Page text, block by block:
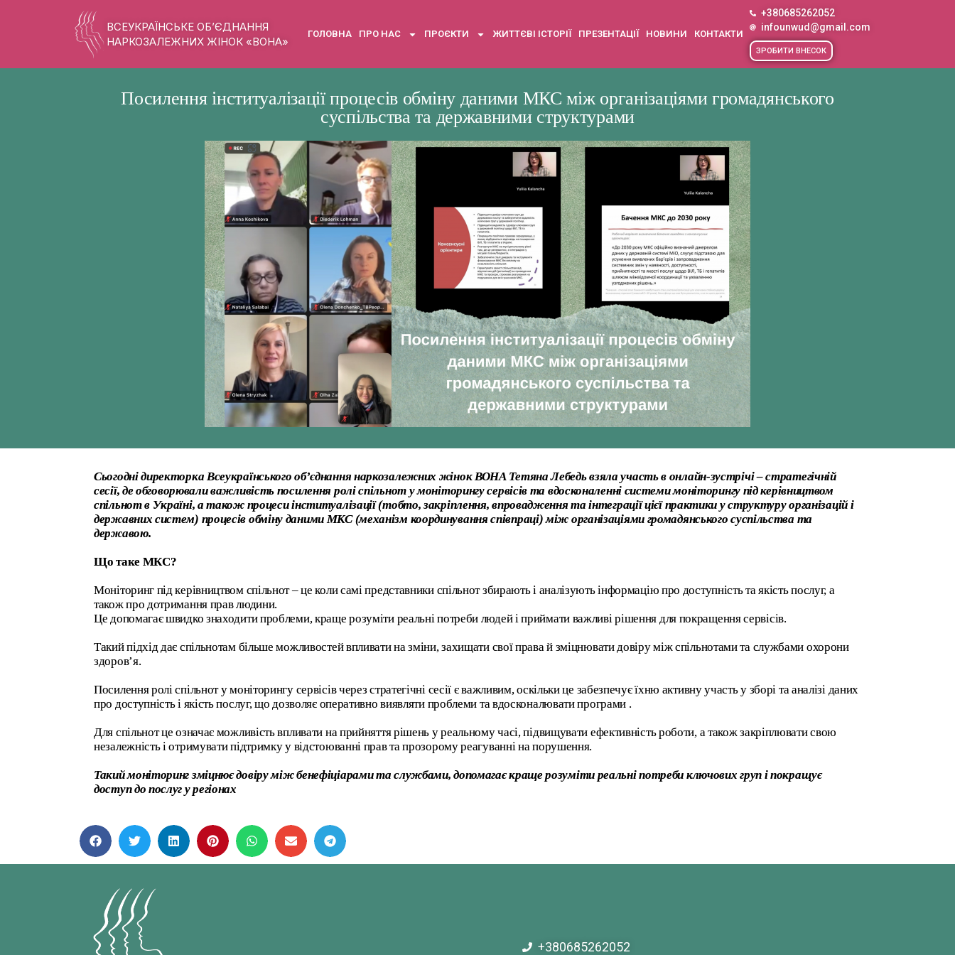
ВСЕУКРАЇНСЬКЕ ОБ’ЄДНАННЯ
НАРКОЗАЛЕЖНИХ ЖІНОК «ВОНА»
ГОЛОВНА ПРО НАС ПРОЄКТИ ЖИТТЄВІ ІСТОРІЇ ПРЕЗЕНТАЦІЇ НОВИНИ КОНТАКТИ
+380685262052
infounwud@gmail.com
ЗРОБИТИ ВНЕСОК
Посилення інституалізації процесів обміну даними МКС між організаціями громадянського
суспільства та державними структурами
Сьогодні директорка Всеукраїнського об’єднання наркозалежних жінок ВОНА Тетяна Лебедь взяла участь в онлайн-зустрічі – стратегічній
сесії, де обговорювали важливість посилення ролі спільнот у моніторингу сервісів та вдосконаленні системи моніторингу під керівництвом
спільнот в Україні, а також процеси інституалізації (тобто, закріплення, впровадження та інтеграції цієї практики у структуру організацій і
державних систем) процесів обміну даними МКС (механізм координування співпраці) між організаціями громадянського суспільства та
державою.
Що таке МКС?
Моніторинг під керівництвом спільнот – це коли самі представники спільнот збирають і аналізують інформацію про доступність та якість послуг, а
також про дотримання прав людини.
Це допомагає швидко знаходити проблеми, краще розуміти реальні потреби людей і приймати важливі рішення для покращення сервісів.
Такий підхід дає спільнотам більше можливостей впливати на зміни, захищати свої права й зміцнювати довіру між спільнотами та службами охорони
здоров’я.
Посилення ролі спільнот у моніторингу сервісів через стратегічні сесії є важливим, оскільки це забезпечує їхню активну участь у зборі та аналізі даних
про доступність і якість послуг, що дозволяє оперативно виявляти проблеми та вдосконалювати програми .
Для спільнот це означає можливість впливати на прийняття рішень у реальному часі, підвищувати ефективність роботи, а також закріплювати свою
незалежність і отримувати підтримку у відстоюванні прав та прозорому реагуванні на порушення.
Такий моніторинг зміцнює довіру між бенефіціарами та службами, допомагає краще розуміти реальні потреби ключових груп і покращує
доступ до послуг у регіонах
+380685262052